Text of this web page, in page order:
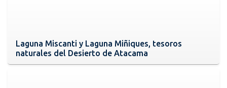
Laguna Miscanti y Laguna Miñiques, tesoros
naturales del Desierto de Atacama